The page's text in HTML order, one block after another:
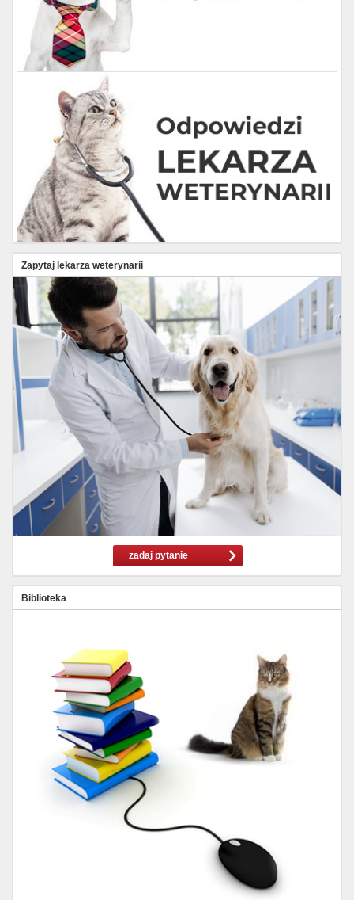
Zapytaj lekarza weterynarii
zadaj pytanie
Biblioteka